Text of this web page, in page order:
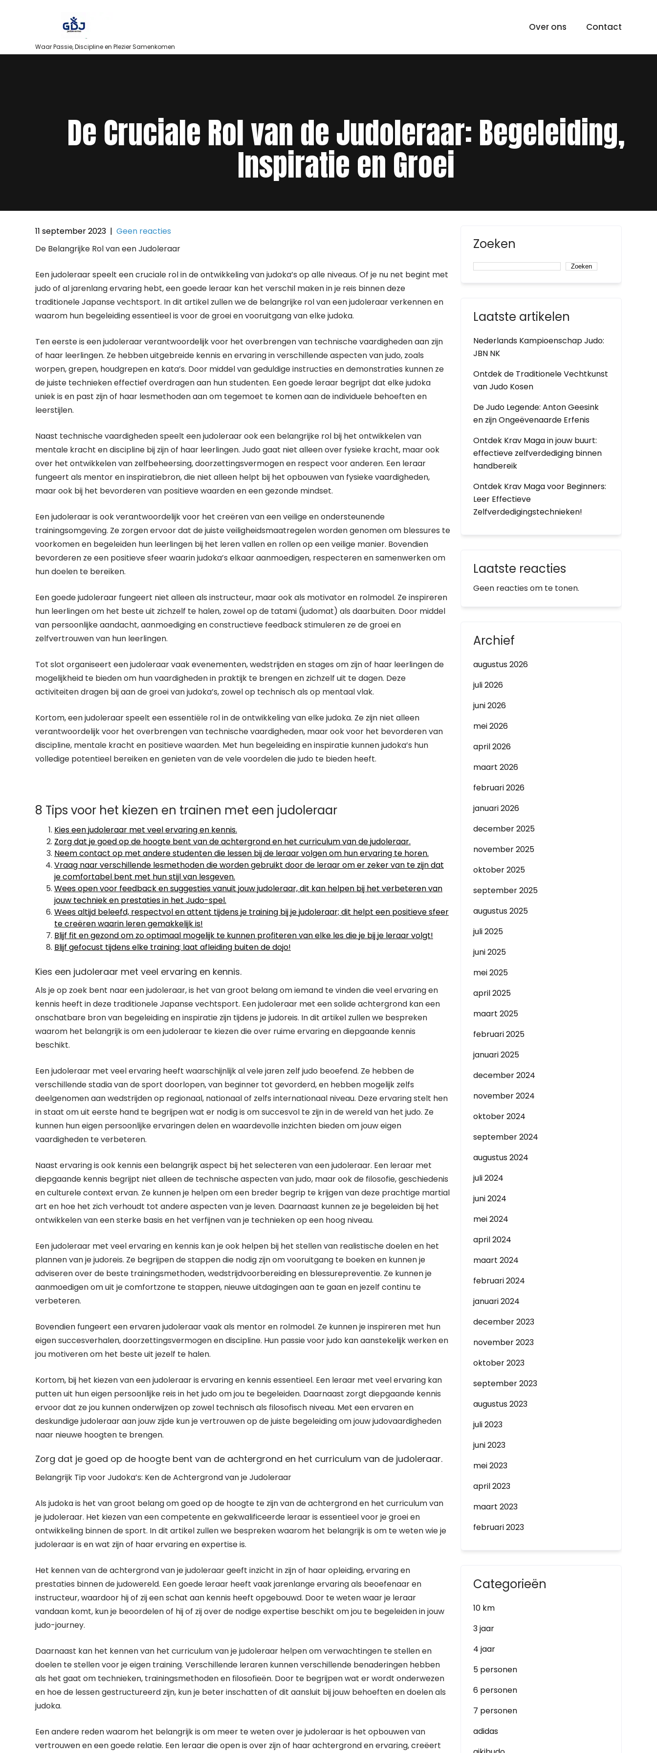
Waar Passie, Discipline en Plezier Samenkomen
Over ons Contact
De Cruciale Rol van de Judoleraar: Begeleiding,
Inspiratie en Groei
11 september 2023 | Geen reacties
De Belangrijke Rol van een Judoleraar
Een judoleraar speelt een cruciale rol in de ontwikkeling van judoka’s op alle niveaus. Of je nu net begint met
judo of al jarenlang ervaring hebt, een goede leraar kan het verschil maken in je reis binnen deze
traditionele Japanse vechtsport. In dit artikel zullen we de belangrijke rol van een judoleraar verkennen en
waarom hun begeleiding essentieel is voor de groei en vooruitgang van elke judoka.
Ten eerste is een judoleraar verantwoordelijk voor het overbrengen van technische vaardigheden aan zijn
of haar leerlingen. Ze hebben uitgebreide kennis en ervaring in verschillende aspecten van judo, zoals
worpen, grepen, houdgrepen en kata’s. Door middel van geduldige instructies en demonstraties kunnen ze
de juiste technieken effectief overdragen aan hun studenten. Een goede leraar begrijpt dat elke judoka
uniek is en past zijn of haar lesmethoden aan om tegemoet te komen aan de individuele behoeften en
leerstijlen.
Naast technische vaardigheden speelt een judoleraar ook een belangrijke rol bij het ontwikkelen van
mentale kracht en discipline bij zijn of haar leerlingen. Judo gaat niet alleen over fysieke kracht, maar ook
over het ontwikkelen van zelfbeheersing, doorzettingsvermogen en respect voor anderen. Een leraar
fungeert als mentor en inspiratiebron, die niet alleen helpt bij het opbouwen van fysieke vaardigheden,
maar ook bij het bevorderen van positieve waarden en een gezonde mindset.
Een judoleraar is ook verantwoordelijk voor het creëren van een veilige en ondersteunende
trainingsomgeving. Ze zorgen ervoor dat de juiste veiligheidsmaatregelen worden genomen om blessures te
voorkomen en begeleiden hun leerlingen bij het leren vallen en rollen op een veilige manier. Bovendien
bevorderen ze een positieve sfeer waarin judoka’s elkaar aanmoedigen, respecteren en samenwerken om
hun doelen te bereiken.
Een goede judoleraar fungeert niet alleen als instructeur, maar ook als motivator en rolmodel. Ze inspireren
hun leerlingen om het beste uit zichzelf te halen, zowel op de tatami (judomat) als daarbuiten. Door middel
van persoonlijke aandacht, aanmoediging en constructieve feedback stimuleren ze de groei en
zelfvertrouwen van hun leerlingen.
Tot slot organiseert een judoleraar vaak evenementen, wedstrijden en stages om zijn of haar leerlingen de
mogelijkheid te bieden om hun vaardigheden in praktijk te brengen en zichzelf uit te dagen. Deze
activiteiten dragen bij aan de groei van judoka’s, zowel op technisch als op mentaal vlak.
Kortom, een judoleraar speelt een essentiële rol in de ontwikkeling van elke judoka. Ze zijn niet alleen
verantwoordelijk voor het overbrengen van technische vaardigheden, maar ook voor het bevorderen van
discipline, mentale kracht en positieve waarden. Met hun begeleiding en inspiratie kunnen judoka’s hun
volledige potentieel bereiken en genieten van de vele voordelen die judo te bieden heeft.
8 Tips voor het kiezen en trainen met een judoleraar
Kies een judoleraar met veel ervaring en kennis.
Zorg dat je goed op de hoogte bent van de achtergrond en het curriculum van de judoleraar.
Neem contact op met andere studenten die lessen bij de leraar volgen om hun ervaring te horen.
Vraag naar verschillende lesmethoden die worden gebruikt door de leraar om er zeker van te zijn dat
je comfortabel bent met hun stijl van lesgeven.
Wees open voor feedback en suggesties vanuit jouw judoleraar, dit kan helpen bij het verbeteren van
jouw techniek en prestaties in het Judo-spel.
Wees altijd beleefd, respectvol en attent tijdens je training bij je judoleraar; dit helpt een positieve sfeer
te creëren waarin leren gemakkelijk is!
Blijf fit en gezond om zo optimaal mogelijk te kunnen profiteren van elke les die je bij je leraar volgt!
Blijf gefocust tijdens elke training; laat afleiding buiten de dojo!
Kies een judoleraar met veel ervaring en kennis.
Als je op zoek bent naar een judoleraar, is het van groot belang om iemand te vinden die veel ervaring en
kennis heeft in deze traditionele Japanse vechtsport. Een judoleraar met een solide achtergrond kan een
onschatbare bron van begeleiding en inspiratie zijn tijdens je judoreis. In dit artikel zullen we bespreken
waarom het belangrijk is om een judoleraar te kiezen die over ruime ervaring en diepgaande kennis
beschikt.
Een judoleraar met veel ervaring heeft waarschijnlijk al vele jaren zelf judo beoefend. Ze hebben de
verschillende stadia van de sport doorlopen, van beginner tot gevorderd, en hebben mogelijk zelfs
deelgenomen aan wedstrijden op regionaal, nationaal of zelfs internationaal niveau. Deze ervaring stelt hen
in staat om uit eerste hand te begrijpen wat er nodig is om succesvol te zijn in de wereld van het judo. Ze
kunnen hun eigen persoonlijke ervaringen delen en waardevolle inzichten bieden om jouw eigen
vaardigheden te verbeteren.
Naast ervaring is ook kennis een belangrijk aspect bij het selecteren van een judoleraar. Een leraar met
diepgaande kennis begrijpt niet alleen de technische aspecten van judo, maar ook de filosofie, geschiedenis
en culturele context ervan. Ze kunnen je helpen om een breder begrip te krijgen van deze prachtige martial
art en hoe het zich verhoudt tot andere aspecten van je leven. Daarnaast kunnen ze je begeleiden bij het
ontwikkelen van een sterke basis en het verfijnen van je technieken op een hoog niveau.
Een judoleraar met veel ervaring en kennis kan je ook helpen bij het stellen van realistische doelen en het
plannen van je judoreis. Ze begrijpen de stappen die nodig zijn om vooruitgang te boeken en kunnen je
adviseren over de beste trainingsmethoden, wedstrijdvoorbereiding en blessurepreventie. Ze kunnen je
aanmoedigen om uit je comfortzone te stappen, nieuwe uitdagingen aan te gaan en jezelf continu te
verbeteren.
Bovendien fungeert een ervaren judoleraar vaak als mentor en rolmodel. Ze kunnen je inspireren met hun
eigen succesverhalen, doorzettingsvermogen en discipline. Hun passie voor judo kan aanstekelijk werken en
jou motiveren om het beste uit jezelf te halen.
Kortom, bij het kiezen van een judoleraar is ervaring en kennis essentieel. Een leraar met veel ervaring kan
putten uit hun eigen persoonlijke reis in het judo om jou te begeleiden. Daarnaast zorgt diepgaande kennis
ervoor dat ze jou kunnen onderwijzen op zowel technisch als filosofisch niveau. Met een ervaren en
deskundige judoleraar aan jouw zijde kun je vertrouwen op de juiste begeleiding om jouw judovaardigheden
naar nieuwe hoogten te brengen.
Zorg dat je goed op de hoogte bent van de achtergrond en het curriculum van de judoleraar.
Belangrijk Tip voor Judoka’s: Ken de Achtergrond van je Judoleraar
Als judoka is het van groot belang om goed op de hoogte te zijn van de achtergrond en het curriculum van
je judoleraar. Het kiezen van een competente en gekwalificeerde leraar is essentieel voor je groei en
ontwikkeling binnen de sport. In dit artikel zullen we bespreken waarom het belangrijk is om te weten wie je
judoleraar is en wat zijn of haar ervaring en expertise is.
Het kennen van de achtergrond van je judoleraar geeft inzicht in zijn of haar opleiding, ervaring en
prestaties binnen de judowereld. Een goede leraar heeft vaak jarenlange ervaring als beoefenaar en
instructeur, waardoor hij of zij een schat aan kennis heeft opgebouwd. Door te weten waar je leraar
vandaan komt, kun je beoordelen of hij of zij over de nodige expertise beschikt om jou te begeleiden in jouw
judo-journey.
Daarnaast kan het kennen van het curriculum van je judoleraar helpen om verwachtingen te stellen en
doelen te stellen voor je eigen training. Verschillende leraren kunnen verschillende benaderingen hebben
als het gaat om technieken, trainingsmethoden en filosofieën. Door te begrijpen wat er wordt onderwezen
en hoe de lessen gestructureerd zijn, kun je beter inschatten of dit aansluit bij jouw behoeften en doelen als
judoka.
Een andere reden waarom het belangrijk is om meer te weten over je judoleraar is het opbouwen van
vertrouwen en een goede relatie. Een leraar die open is over zijn of haar achtergrond en ervaring, creëert
Zoeken
Zoeken
Laatste artikelen
Nederlands Kampioenschap Judo:
JBN NK
Ontdek de Traditionele Vechtkunst
van Judo Kosen
De Judo Legende: Anton Geesink
en zijn Ongeëvenaarde Erfenis
Ontdek Krav Maga in jouw buurt:
effectieve zelfverdediging binnen
handbereik
Ontdek Krav Maga voor Beginners:
Leer Effectieve
Zelfverdedigingstechnieken!
Laatste reacties
Geen reacties om te tonen.
Archief
augustus 2026
juli 2026
juni 2026
mei 2026
april 2026
maart 2026
februari 2026
januari 2026
december 2025
november 2025
oktober 2025
september 2025
augustus 2025
juli 2025
juni 2025
mei 2025
april 2025
maart 2025
februari 2025
januari 2025
december 2024
november 2024
oktober 2024
september 2024
augustus 2024
juli 2024
juni 2024
mei 2024
april 2024
maart 2024
februari 2024
januari 2024
december 2023
november 2023
oktober 2023
september 2023
augustus 2023
juli 2023
juni 2023
mei 2023
april 2023
maart 2023
februari 2023
Categorieën
10 km
3 jaar
4 jaar
5 personen
6 personen
7 personen
adidas